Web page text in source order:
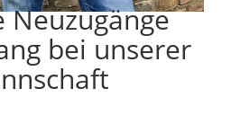
Neuzugänge
bei unserer